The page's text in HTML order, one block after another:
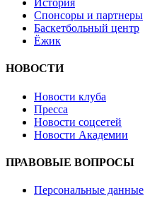
История
Спонсоры и партнеры
Баскетбольный центр
Ёжик
НОВОСТИ
Новости клуба
Пресса
Новости соцсетей
Новости Академии
ПРАВОВЫЕ ВОПРОСЫ
Персональные данные